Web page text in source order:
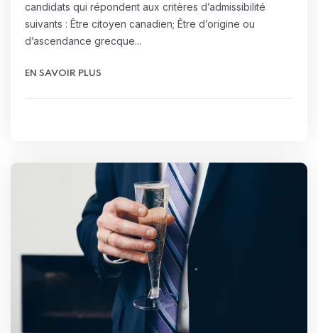
candidats qui répondent aux critères d’admissibilité
suivants : Être citoyen canadien; Être d’origine ou
d’ascendance grecque...
EN SAVOIR PLUS